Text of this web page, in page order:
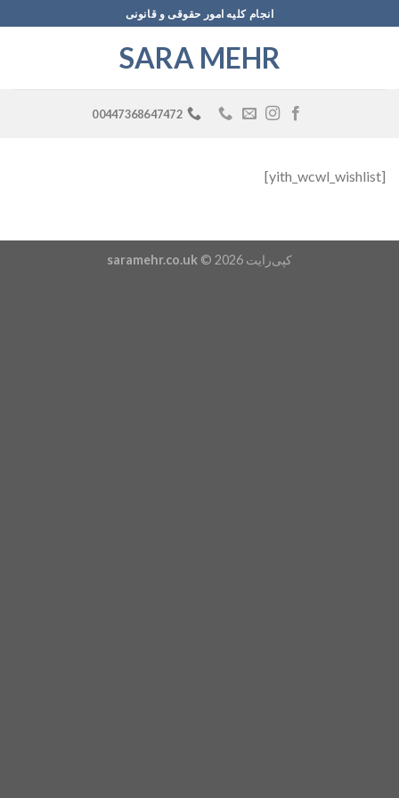
to
انجام کلیه امور حقوقی و قانونی
SARA MEHR
00447368647472
[yith_wcwl_wishlist]
کپی‌رایت 2026 © saramehr.co.uk